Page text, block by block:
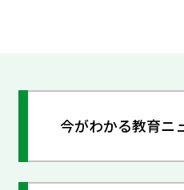
今がわかる教育ニ